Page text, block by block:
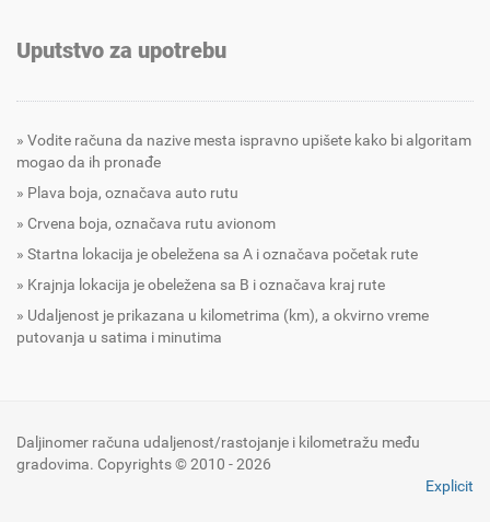
Uputstvo za upotrebu
Vodite računa da nazive mesta ispravno upišete kako bi algoritam
mogao da ih pronađe
Plava boja, označava auto rutu
Crvena boja, označava rutu avionom
Startna lokacija je obeležena sa A i označava početak rute
Krajnja lokacija je obeležena sa B i označava kraj rute
Udaljenost je prikazana u kilometrima (km), a okvirno vreme
putovanja u satima i minutima
Daljinomer računa udaljenost/rastojanje i kilometražu među
gradovima. Copyrights © 2010 - 2026
Explicit